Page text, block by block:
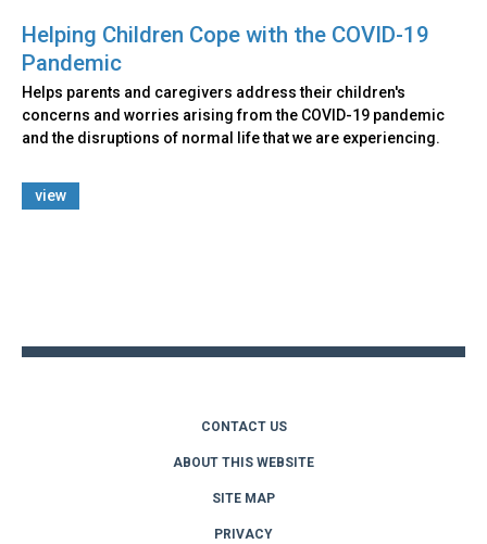
Helping Children Cope with the COVID-19
Pandemic
Helps parents and caregivers address their children's
concerns and worries arising from the COVID-19 pandemic
and the disruptions of normal life that we are experiencing.
view
CONTACT US
ABOUT THIS WEBSITE
SITE MAP
PRIVACY